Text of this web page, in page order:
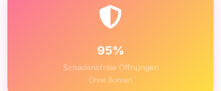
95%
Schadensfreie Öffnungen
Ohne Bohren